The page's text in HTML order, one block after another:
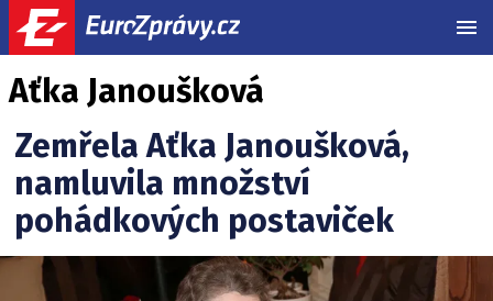
Aťka Janoušková
Zemřela Aťka Janoušková,
namluvila množství
pohádkových postaviček